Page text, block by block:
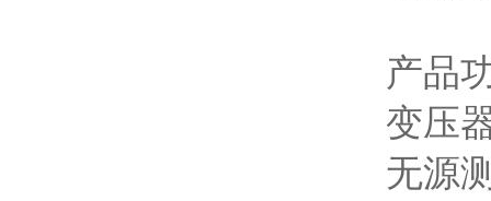
产品
变压
无源